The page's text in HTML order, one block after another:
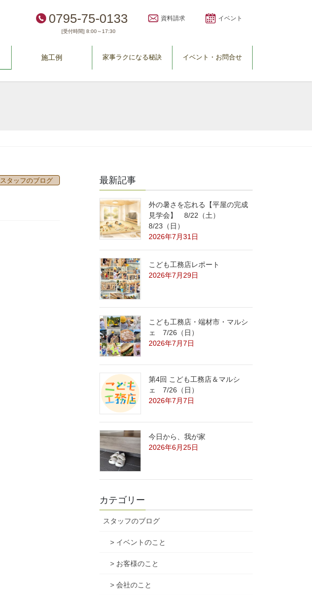
0795-75-0133
[受付時間] 8:00～17:30
資料請求 イベント
施工例 家事ラクになる秘訣 イベント・お問合せ
スタッフのブログ 最新記事
外の暑さを忘れる【平屋の完成
見学会】 8/22（土）
8/23（日）
2026年7月31日
こども工務店レポート
2026年7月29日
こども工務店・端材市・マルシ
ェ 7/26（日）
2026年7月7日
第4回 こども工務店＆マルシ
ェ 7/26（日）
2026年7月7日
今日から、我が家
2026年6月25日
カテゴリー
スタッフのブログ
> イベントのこと
> お客様のこと
> 会社のこと